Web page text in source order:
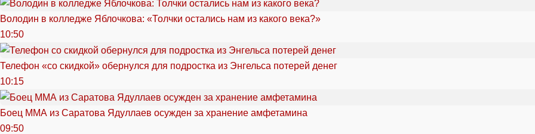
Володин в колледже Яблочкова: «Толчки остались нам из какого века?»
10:50
Телефон «со скидкой» обернулся для подростка из Энгельса потерей денег
10:15
Боец ММА из Саратова Ядуллаев осужден за хранение амфетамина
09:50